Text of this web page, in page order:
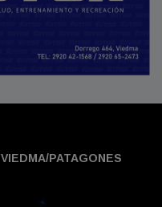
VIEDMA/PATAGONES